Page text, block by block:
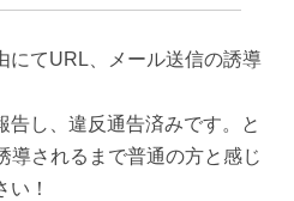
にてURL、メール送信の誘導
告し、違反通告済みです。と
導されるまで普通の方と感じ
い！